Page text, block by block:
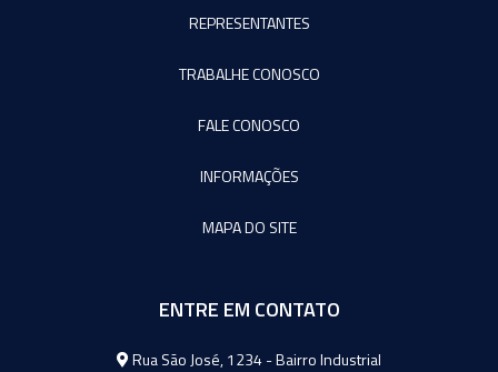
REPRESENTANTES
TRABALHE CONOSCO
FALE CONOSCO
INFORMAÇÕES
MAPA DO SITE
ENTRE EM CONTATO
Agromeq
Rua São José, 1234 - Bairro Industrial